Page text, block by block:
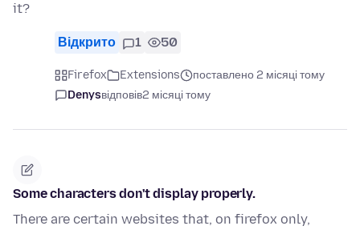
it?
Відкрито 1 50
Firefox Extensions
поставлено 2 місяці тому
Denysвідповів2 місяці тому
Some characters don't display properly.
There are certain websites that, on firefox only,